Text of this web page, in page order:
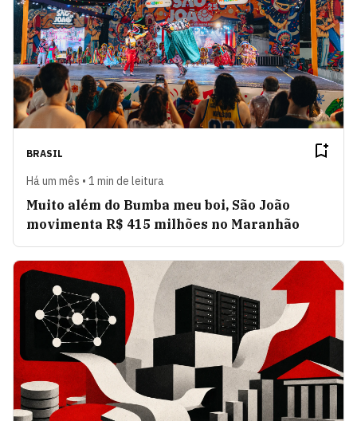
BRASIL
Há um mês • 1 min de leitura
Muito além do Bumba meu boi, São João
movimenta R$ 415 milhões no Maranhão